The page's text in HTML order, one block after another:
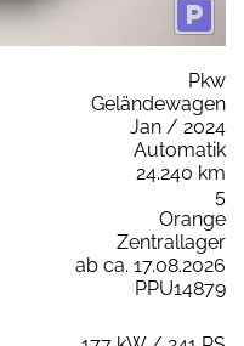
Pkw
Geländewagen
Jan / 2024
Automatik
24.240 km
5
Orange
Zentrallager
ab ca. 17.08.2026
PPU14879